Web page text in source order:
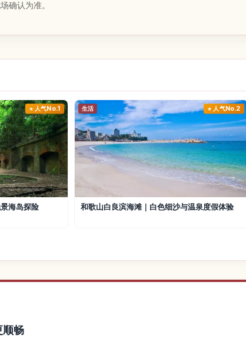
确认为准。
人气No.1
海岛探险
生活 人气No.2
和歌山白良滨海滩｜白色细沙与温泉度假体验
顺畅